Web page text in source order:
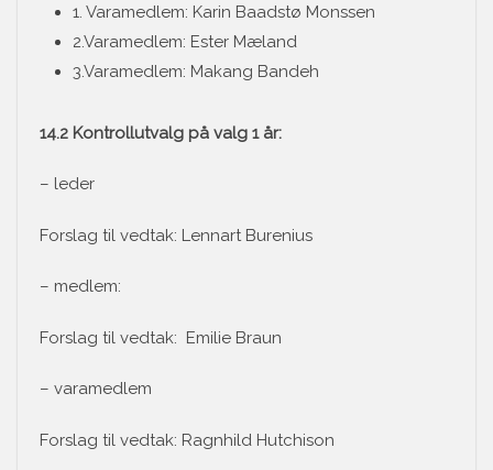
1. Varamedlem: Karin Baadstø Monssen
2.Varamedlem: Ester Mæland
3.Varamedlem: Makang Bandeh
14.2 Kontrollutvalg på valg 1 år:
– leder
Forslag til vedtak: Lennart Burenius
– medlem:
Forslag til vedtak: Emilie Braun
– varamedlem
Forslag til vedtak: Ragnhild Hutchison